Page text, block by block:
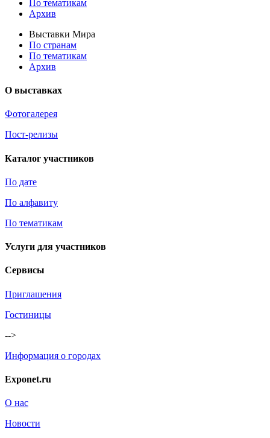
По тематикам
Архив
Выставки Мира
По странам
По тематикам
Архив
О выставках
Фотогалерея
Пост-релизы
Каталог участников
По дате
По алфавиту
По тематикам
Услуги для участников
Сервисы
Приглашения
Гостиницы
-->
Информация о городах
Exponet.ru
О нас
Новости